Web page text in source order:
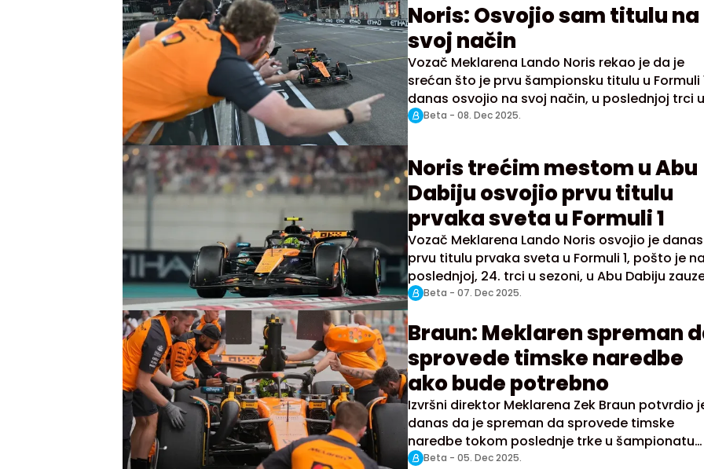
Noris: Osvojio sam titulu na
svoj način
Vozač Meklarena Lando Noris rekao je da je
srećan što je prvu šampionsku titulu u Formuli
danas osvojio na svoj način, u poslednjoj trci u
sezoni za Veliku nagradu Abu Dabija.
Beta - 08. Dec 2025.
Noris trećim mestom u Abu
Dabiju osvojio prvu titulu
prvaka sveta u Formuli 1
Vozač Meklarena Lando Noris osvojio je danas
prvu titulu prvaka sveta u Formuli 1, pošto je na
poslednjoj, 24. trci u sezoni, u Abu Dabiju
treće mesto.
Beta - 07. Dec 2025.
Braun: Meklaren spreman
sprovede timske naredbe
ako bude potrebno
Izvršni direktor Meklarena Zek Braun potvrdio
danas da je spreman da sprovede timske
naredbe tokom poslednje trke u šampionatu
Formule 1 za Veliku nagradu Abu Dabija, kako bi
Beta - 05. Dec 2025.